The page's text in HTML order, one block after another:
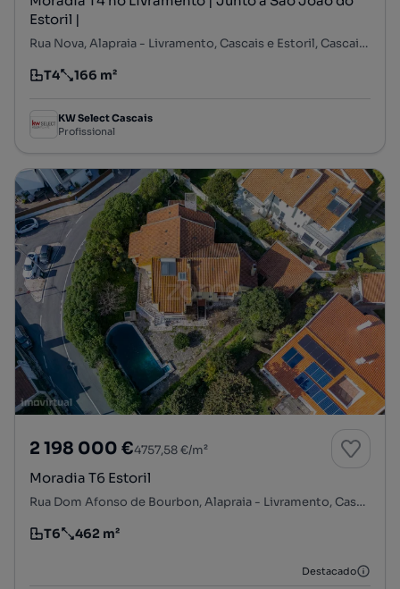
Estoril |
Rua Nova, Alapraia - Livramento, Cascais e Estoril, Cascais, Lisboa
Tipologia
T4
Preço por metro quadrado
166 m²
KW Select Cascais
Profissional
2 198 000 €4757,58 €/m²
Moradia T6 Estoril
Rua Dom Afonso de Bourbon, Alapraia - Livramento, Cascais e Estoril, Cascais, Lisboa
Tipologia
T6
Preço por metro quadrado
462 m²
Destacado